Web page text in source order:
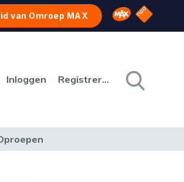
van Omroep MAX Omroep MAX
NPO
Inloggen Registreren